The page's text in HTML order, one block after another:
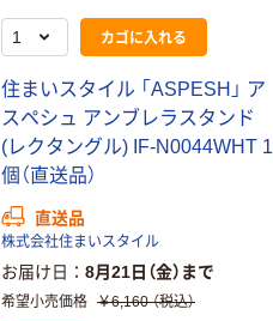
カゴに入れる
住まいスタイル 「ASPESH」 ア
スペシュ アンブレラスタンド
(レクタングル) IF-N0044WHT 1
個（直送品）
直送品
株式会社住まいスタイル
お届け日 8月21日（金）まで
希望小売価格 ￥6,160 （税込）